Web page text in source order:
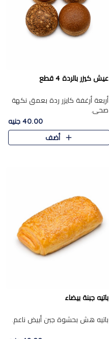
عيش كيزر بالردة 4 قطع
أربعة أرغفة كايزر ردة بعمق نكهة
صحي.
40.00 جنيه
أضف
باتيه جبنة بيضاء
باتيه هش بحشوة جبن أبيض ناعم.